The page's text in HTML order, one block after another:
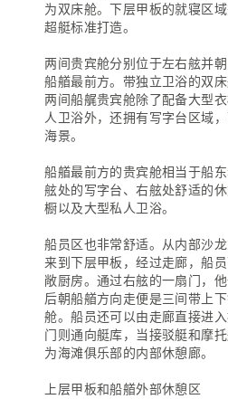
为双床舱。下层甲板的就寝区
超艇标准打造。
两间贵宾舱分别位于左右舷并
船艏最前方。带独立卫浴的双床
两间船艉贵宾舱除了配备大型
人卫浴外，还拥有写字台区域
海景。
船艏最前方的贵宾舱相当于船
舷处的写字台、右舷处舒适的
橱以及大型私人卫浴。
船员区也非常舒适。从内部沙
来到下层甲板，经过走廊，船
敞厨房。通过右舷的一扇门，
后朝船艏方向走便是三间带上
舱。船员还可以由走廊直接进
门则通向艇库，当接驳艇和摩
为海滩俱乐部的内部休憩廊。
上层甲板和船艏外部休憩区